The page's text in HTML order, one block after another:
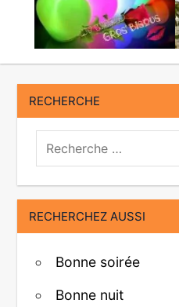
RECHERCHE
Recherche:
RECHERCHEZ AUSSI
Bonne soirée
Bonne nuit